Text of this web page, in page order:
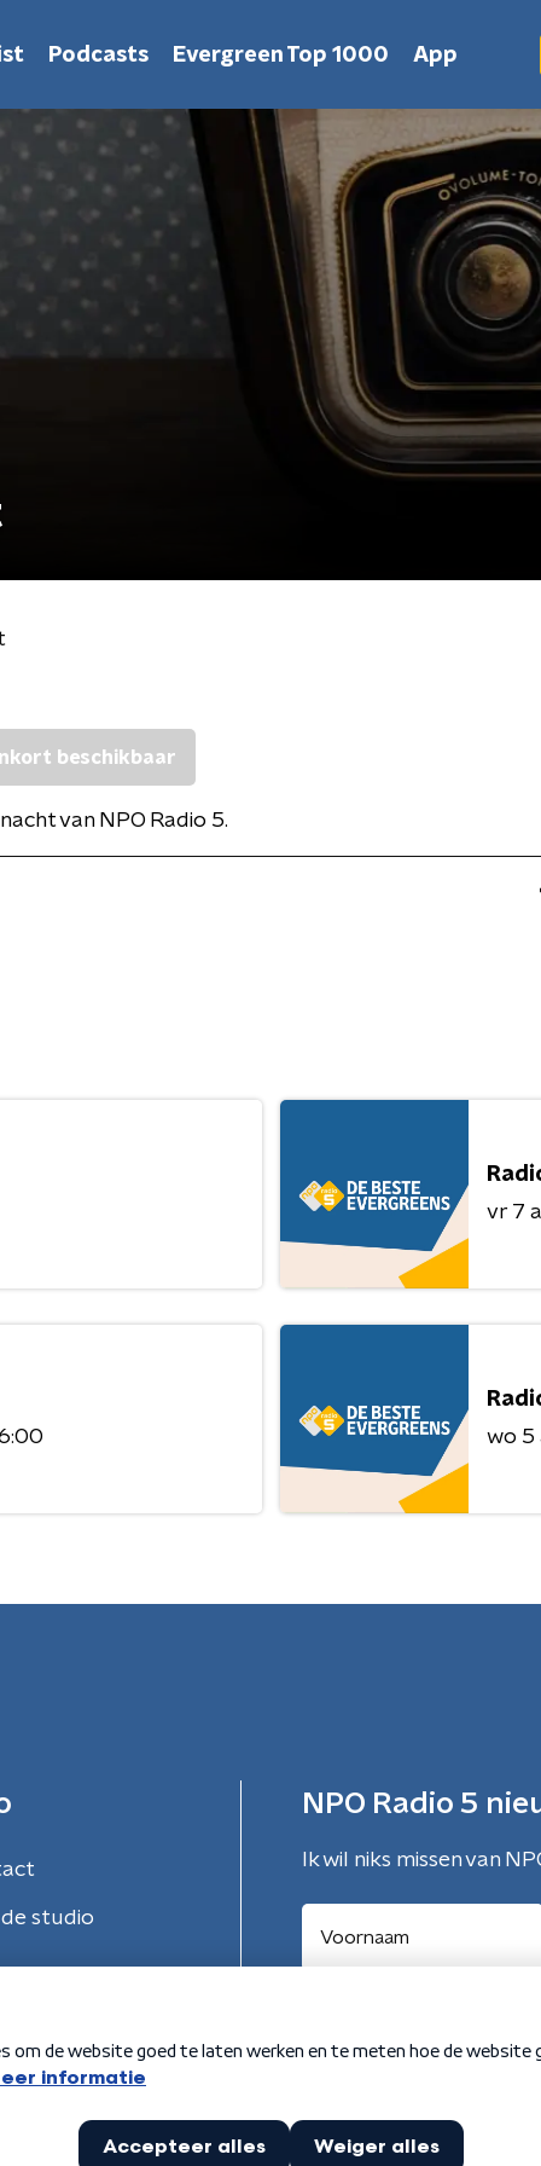
Podcasts Evergreen Top 1000 App
beschikbaar
van NPO Radio 5.
vr 7
wo 5
studio
NPO Radio 5
Ik wil niks missen van